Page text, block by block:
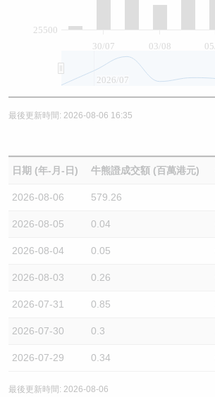
30/07 03/08
25500
2026/07
最後更新時間: 2026-08-06 16:35
日期 (年-月-日) 牛熊證成交額 (百萬港元)
2026-08-06 579.26
2026-08-05 0.04
2026-08-04 0.05
2026-08-03 0.26
2026-07-31 0.85
2026-07-30 0.3
2026-07-29 0.34
最後更新時間: 2026-08-06